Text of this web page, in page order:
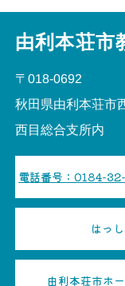
由利本荘市
〒018-0692
秋田県由利本荘市
西目総合支所内
電話番号：0184-32-
はっ
由利本荘市ホ